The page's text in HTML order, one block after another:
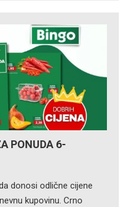
PONUDA 6-
donosi odlične cijene
kupovinu. Crno